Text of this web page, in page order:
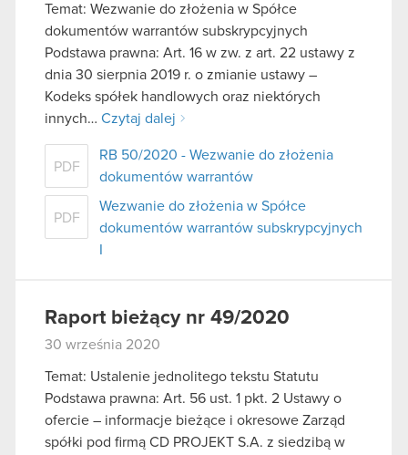
Temat: Wezwanie do złożenia w Spółce
dokumentów warrantów subskrypcyjnych
Podstawa prawna: Art. 16 w zw. z art. 22 ustawy z
dnia 30 sierpnia 2019 r. o zmianie ustawy –
Kodeks spółek handlowych oraz niektórych
innych… Czytaj dalej
PDF
RB 50/2020 - Wezwanie do złożenia
dokumentów warrantów
PDF
Wezwanie do złożenia w Spółce
dokumentów warrantów subskrypcyjnych
Raport bieżący nr 49/2020
30 września 2020
Temat: Ustalenie jednolitego tekstu Statutu
Podstawa prawna: Art. 56 ust. 1 pkt. 2 Ustawy o
ofercie – informacje bieżące i okresowe Zarząd
spółki pod firmą CD PROJEKT S.A. z siedzibą w